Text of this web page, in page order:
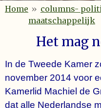
Home » columns-
maatschappelijk
Het mag
In de Tweede Kamer
november 2014 voor
Kamerlid Machiel de
dat alle Nederlandse